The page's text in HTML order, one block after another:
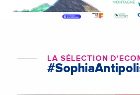
LA SÉLECTION